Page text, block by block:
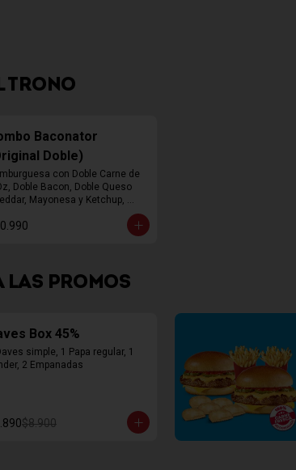
TRONO
Baconator
Doble)
con Doble Carne de
Doble Bacon, Doble Queso
Mayonesa y Ketchup,
Fritas Mediana, Bebida Lata
LAS PROMOS
Box 45%
simple, 1 Papa regular, 1
2 Empanadas
$8.900